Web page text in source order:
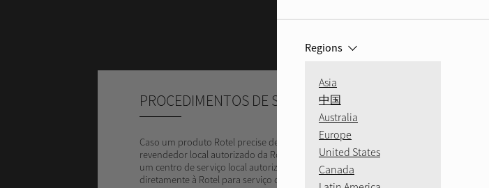
PROCEDIMENTOS DE SERVIÇO ROTEL
Caso um produto Rotel precise de manutenção, a unidade pode ser devolvida ao
revendedor local autorizado da Rotel para tratar dos preparativos do serviço,
um centro de serviço local autorizado da Rotel, ou a unidade pode ser enviada
diretamente à Rotel para serviço de garantia.
Regions
Asia
中国
Australia
Europe
United States
Canada